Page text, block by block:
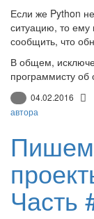
Если же Python
ситуацию, то ему
сообщить, что
В общем,
программисту об
04.02.2016
автора
Часть